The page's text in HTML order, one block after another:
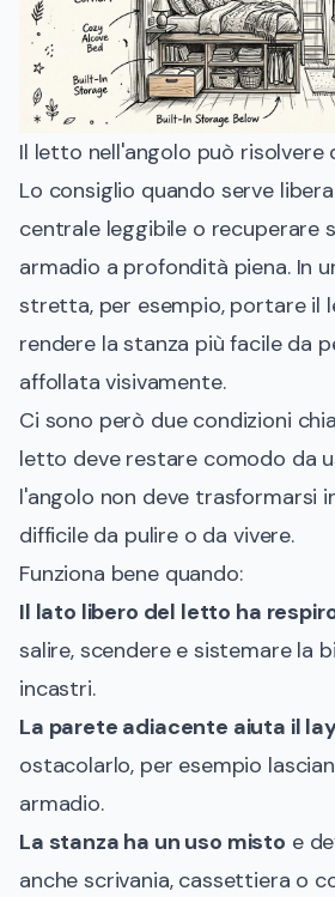
Il letto nell'angolo può risolvere
Lo consiglio quando serve
centrale leggibile o recuperare
armadio a profondità piena. In
stretta, per esempio, portare il
rendere la stanza più facile da
affollata visivamente.
Ci sono però due condizioni
letto deve restare comodo da
l'angolo non deve trasformarsi
difficile da pulire o da vivere.
Funziona bene quando:
Il lato libero del letto ha
salire, scendere e sistemare la
incastri.
La parete adiacente aiuta il
ostacolarlo, per esempio
armadio.
La stanza ha un uso misto e
anche scrivania, cassettiera o